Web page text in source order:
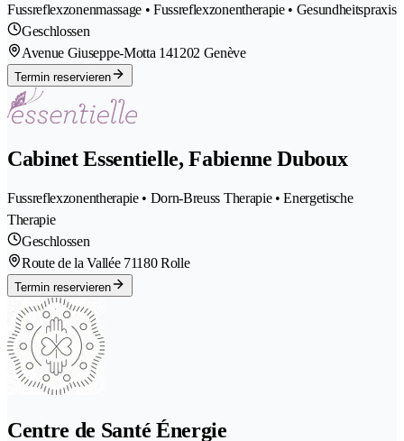
Fussreflexzonenmassage • Fussreflexzonentherapie • Gesundheitspraxis
Geschlossen
Avenue Giuseppe-Motta 141202 Genève
Termin reservieren
Cabinet Essentielle, Fabienne Duboux
Fussreflexzonentherapie • Dorn-Breuss Therapie • Energetische
Therapie
Geschlossen
Route de la Vallée 71180 Rolle
Termin reservieren
Centre de Santé Énergie